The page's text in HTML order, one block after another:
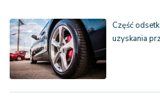
Część
uzyskania